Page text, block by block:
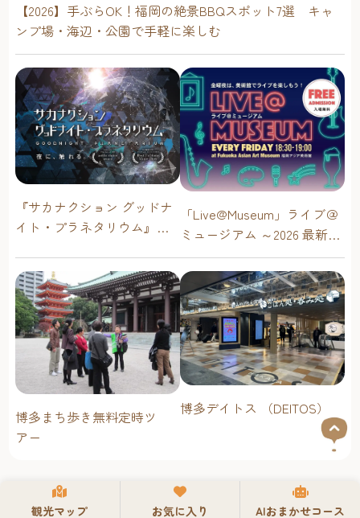
筥崎宮のすぐ近くにある築70年以上の古民家を改装したパ
ン屋さん。本店は春日市にある「ナガタパン 箱崎店」で
す。
とはいえ、この店のパンは、生地も具材も箱崎店で毎日、
日が昇る前から職人さんたちが手作りしたもの。あんぱ
ん・メロンパン・クリームパン・ミルクパンをはじめ、全
粒粉バケット、ノアレザンなど、「特別なわけじゃなく
て、いつもそばにいて少しだけ心もお腹も満たしてくれる
パン」をモットーに、“なつかしく、優しい味のパン”が
定番のパンに加え新作のパンも。新作パン情報はInstagram
で随時発信
『Gcoffee（ジー・コーヒー）』（福岡県大野城市）が焙
煎したオリジナルのブレンドコーヒーを無料で提供してく
れます。
❖ナガタパン 箱崎店住所：福岡市東区箱崎1-44-20TEL：
092-643-8680営業時間：8:00-18:00 （売り切れ次第閉店）定
休日：火曜日、木曜日 ※Instagramで確認を
https://pannagata-
hakozaki.com/https://www.instagram.com/hakozaki8739naga
ta/
◎箱崎商店街には魅力的な店がたくさんあります。 詳
昭和の香りとアジアの異国情緒が共存する商店街吉塚リト
ルアジアマーケット
【2026】手ぶらOK！福岡の絶景BBQスポット7選 キャ
ンプ場・海辺・公園で手軽に楽しむ
『サカナクション グッドナ
イト・プラネタリウム』が
科学館 ドームシアター】
2026年
「Live@Museum」ライブ＠
ミュージアム ～2026 最新イ
ベントスケジュール！【福
岡アジア美術館】
博多まち歩き無料定時ツ
アー
博多デイトス （DEITOS）
観光マップ お気に入り AIおまかせコース